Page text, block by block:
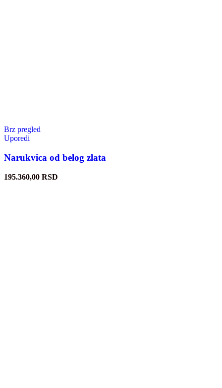
Brz pregled
Uporedi
Narukvica od belog zlata
195.360,00 RSD